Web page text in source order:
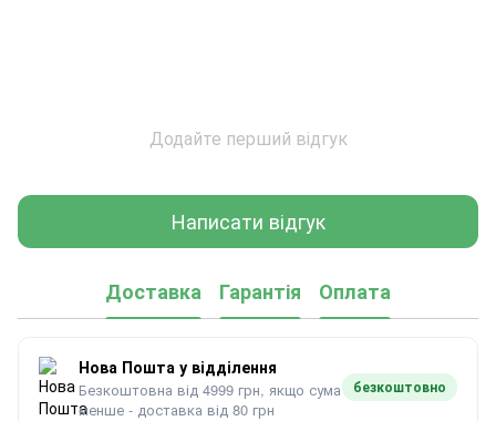
Додайте перший відгук
Написати відгук
Доставка Гарантія Оплата
Нова Пошта у відділення
Безкоштовна від 4999 грн, якщо сума
менше - доставка від 80 грн
безкоштовно